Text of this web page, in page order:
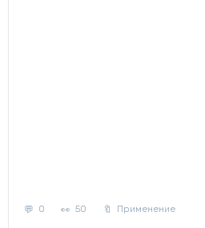
0 50 Применение